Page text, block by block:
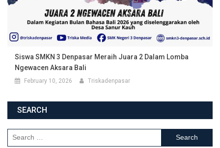
Siswa SMKN 3 Denpasar Meraih Juara 2 Dalam Lomba
Ngewacen Aksara Bali
February 10, 2026 Triskadenpasar
SEARCH
Search for: